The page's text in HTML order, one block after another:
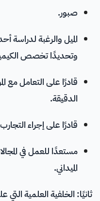
صبور.
الميل والرغبة لدراسة
وتحديدًا تخصص
قادرًا على التعامل مع
الدقيقة.
قادرًا على إجراء
مستعدًا للعمل في
الميداني.
ثانيًا: الخلفية العلمية التي